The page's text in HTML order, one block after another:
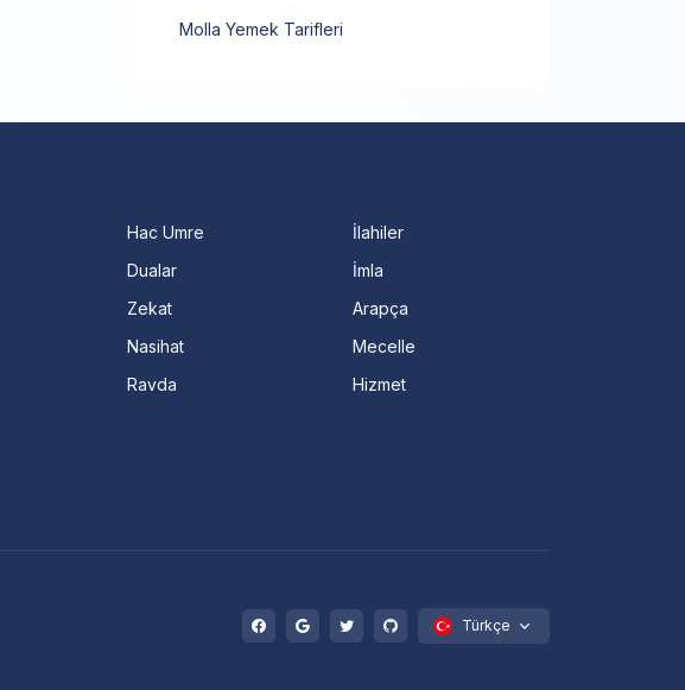
Molla Yemek Tarifleri
Hac Umre
Dualar
Zekat
Nasihat
Ravda
İlahiler
İmla
Arapça
Mecelle
Hizmet
Türkçe